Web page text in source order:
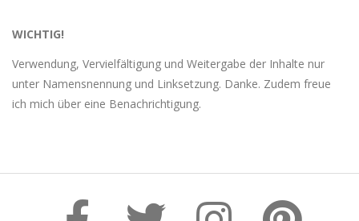
WICHTIG!
Verwendung, Vervielfältigung und Weitergabe der Inhalte nur
unter Namensnennung und Linksetzung. Danke. Zudem freue
ich mich über eine Benachrichtigung.